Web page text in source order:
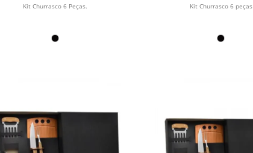
Kit Churrasco 6 Peças. Kit Churrasco 6 peças